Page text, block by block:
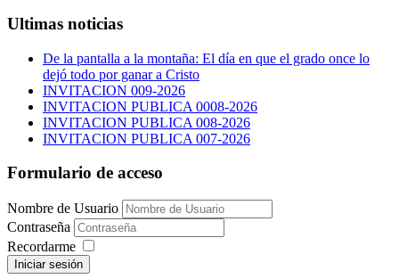
Ultimas noticias
De la pantalla a la montaña: El día en que el grado once lo
dejó todo por ganar a Cristo
INVITACION 009-2026
INVITACION PUBLICA 0008-2026
INVITACION PUBLICA 008-2026
INVITACION PUBLICA 007-2026
Formulario de acceso
Nombre de Usuario
Contraseña
Recordarme
Iniciar sesión